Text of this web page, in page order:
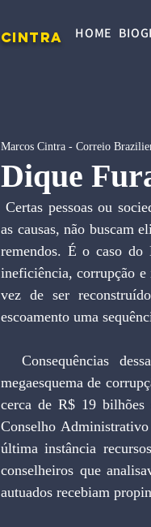
CINTRA HOME
Dique
Marcos Cintra - Correio
Certas pessoas ou sociedades sofrem passivamente as mais terríveis agruras e, mesmo conhecendo
as causas, não buscam
remendos. É o caso
ineficiência, corrupção
vez de ser
escoamento uma
megaesquema de
cerca de R$ 19 bilhões
Conselho
última instância
conselheiros que
autuados recebiam